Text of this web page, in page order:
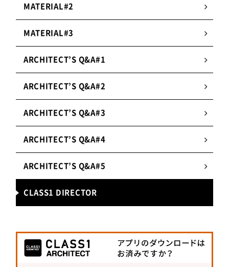
す。
國岡さんにも
お話を伺いました。
─「京都みなみ会館」の現場を担当された
当時のエピソードを教えてください。
まず、島田さんから本案件のご連絡を頂いた時「あ
の京都みなみ会館ですか？」と聞き返したことをよ
く覚えています。これまで様々な案件に携わらせて
頂き、ビルのリノベーションの経験はありました
が、“あの京都みなみ会館”を担当することになった
また、既存部の解体工事が終わったスケルトンの大
空間の真ん中で、「オレ映画館やるんやなぁ」と武
者震いしたこともよく覚えています。
MATERIAL#2
MATERIAL#3
ARCHITECT’S Q&A#1
ARCHITECT’S Q&A#2
ARCHITECT’S Q&A#3
ARCHITECT’S Q&A#4
ARCHITECT’S Q&A#5
CLASS1 DIRECTOR